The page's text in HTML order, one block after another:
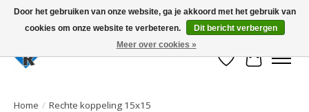
Large selection of products and fast shipping!
Verlanglijst
Home / Rechte koppeling 15x15
Door het gebruiken van onze website, ga je akkoord met het gebruik van
cookies om onze website te verbeteren.
Dit bericht verbergen
Meer over cookies »